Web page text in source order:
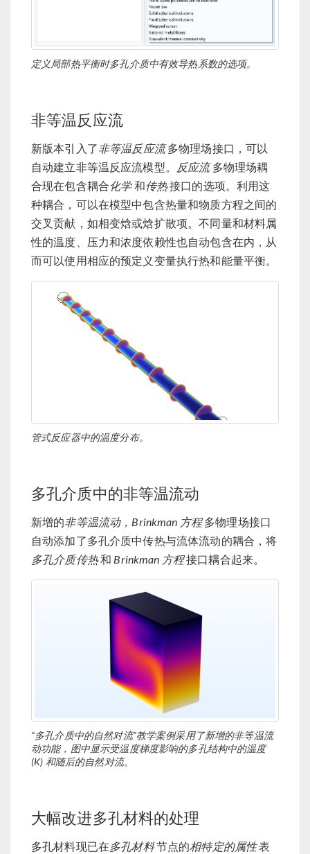
定义局部热平衡时多孔介质中有效导热系数的选项。
非等温反应流
新版本引入了非等温反应流多物理场接口，可以
自动建立非等温反应流模型。
反应流多物理场耦
合现在包含耦合化学和传热接口的选项。利用这
种耦合，可以在模型中包含热量和物质方程之间的
交叉贡献，如相变焓或焓扩散项。不同量和材料属
性的温度、压力和浓度依赖性也自动包含在内，从
而可以使用相应的预定义变量执行热和能量平衡。
管式反应器中的温度分布。
多孔介质中的非等温流动
新增的非等温流动，Brinkman 方程多物理场接口
自动添加了多孔介质中传热与流体流动的耦合，将
多孔介质传热和 Brinkman 方程接口耦合起来。
“多孔介质中的自然对流”教学案例采用了新增的非等温流
动功能，图中显示受温度梯度影响的多孔结构中的温度
(K) 和随后的自然对流。
大幅改进多孔材料的处理
多孔材料现已在多孔材料节点的相特定的属性表